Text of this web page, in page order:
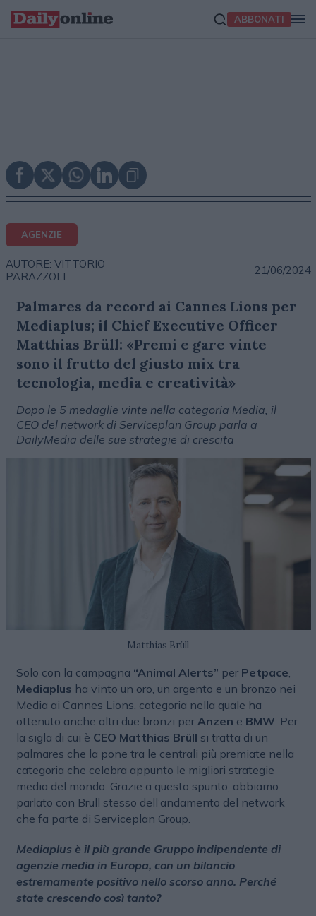
ABBONATI
AGENZIE
AUTORE: VITTORIO
PARAZZOLI
21/06/2024
Palmares da record ai Cannes Lions per
Mediaplus; il Chief Executive Officer
Matthias Brüll: «Premi e gare vinte
sono il frutto del giusto mix tra
tecnologia, media e creatività»
Dopo le 5 medaglie vinte nella categoria Media, il
CEO del network di Serviceplan Group parla a
DailyMedia delle sue strategie di crescita
Matthias Brüll
Solo con la campagna “Animal Alerts” per Petpace
Mediaplus ha vinto un oro, un argento e un bronzo nei
Media ai Cannes Lions, categoria nella quale ha
ottenuto anche altri due bronzi per Anzen e BMW . Per
la sigla di cui è CEO Matthias Brüll si tratta di un
palmares che la pone tra le centrali più premiate nella
categoria che celebra appunto le migliori strategie
media del mondo. Grazie a questo spunto, abbiamo
parlato con Brüll stesso dell’andamento del network
che fa parte di Serviceplan Group.
Mediaplus è il più grande Gruppo indipendente di
agenzie media in Europa, con un bilancio
estremamente positivo nello scorso anno. Perché
state crescendo così tanto?